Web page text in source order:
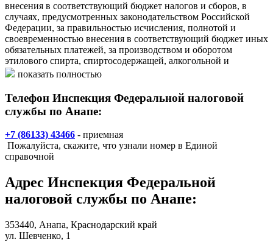
внесения в соответствующий бюджет налогов и сборов, в
случаях, предусмотренных законодательством Российской
Федерации, за правильностью исчисления, полнотой и
своевременностью внесения в соответствующий бюджет иных
обязательных платежей, за производством и оборотом
этилового спирта, спиртосодержащей, алкогольной и
табачной продукции, а также функции агента валютного
показать полностью
Телефон Инспекция Федеральной налоговой
службы по Анапе:
+7 (86133) 43466 - приемная
Пожалуйста, скажите, что узнали номер в Единой
справочной
Адрес Инспекция Федеральной
налоговой службы по Анапе:
353440, Анапа, Краснодарский край
ул. Шевченко, 1